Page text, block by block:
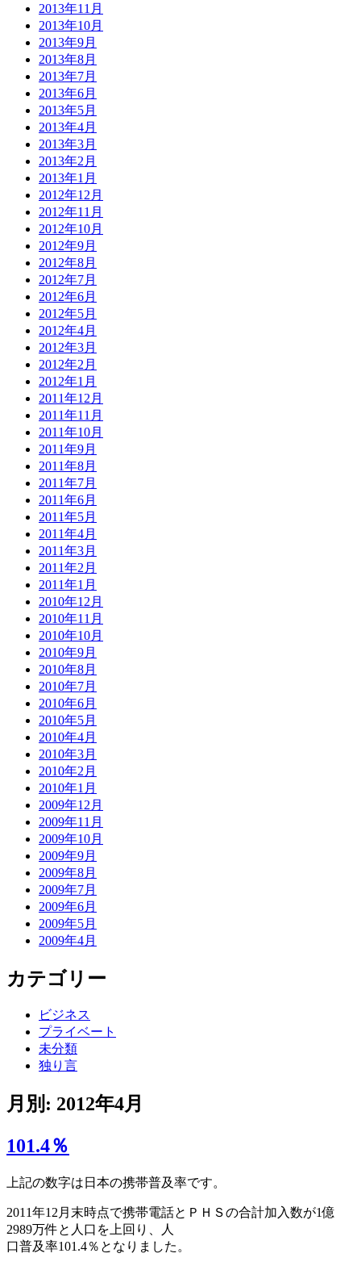
2013年11月
2013年10月
2013年9月
2013年8月
2013年7月
2013年6月
2013年5月
2013年4月
2013年3月
2013年2月
2013年1月
2012年12月
2012年11月
2012年10月
2012年9月
2012年8月
2012年7月
2012年6月
2012年5月
2012年4月
2012年3月
2012年2月
2012年1月
2011年12月
2011年11月
2011年10月
2011年9月
2011年8月
2011年7月
2011年6月
2011年5月
2011年4月
2011年3月
2011年2月
2011年1月
2010年12月
2010年11月
2010年10月
2010年9月
2010年8月
2010年7月
2010年6月
2010年5月
2010年4月
2010年3月
2010年2月
2010年1月
2009年12月
2009年11月
2009年10月
2009年9月
2009年8月
2009年7月
2009年6月
2009年5月
2009年4月
カテゴリー
ビジネス
プライベート
未分類
独り言
月別: 2012年4月
101.4％
上記の数字は日本の携帯普及率です。
2011年12月末時点で携帯電話とＰＨＳの合計加入数が1億
2989万件と人口を上回り、人
口普及率101.4％となりました。